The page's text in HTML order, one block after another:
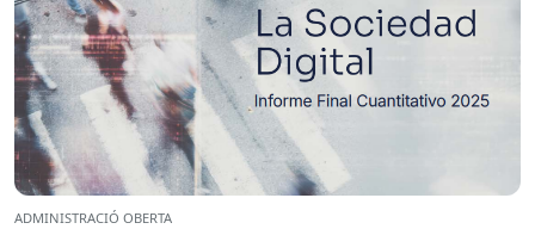
ADMINISTRACIÓ OBERTA